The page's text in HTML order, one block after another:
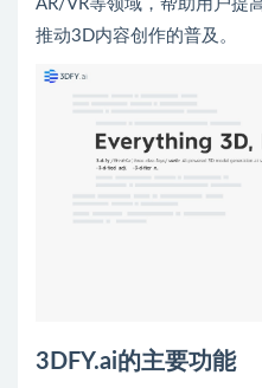
AR/VR等领域，帮助用户提
推动3D内容创作的普及。
3DFY.ai的主要功能